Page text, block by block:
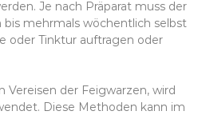
Je nach Präparat muss der
mehrmals wöchentlich selbst
oder Tinktur auftragen oder
Vereisen der Feigwarzen, wird
Diese Methoden kann im